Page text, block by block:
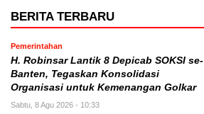
BERITA TERBARU
Pemerintahan
H. Robinsar Lantik 8 Depicab SOKSI se-
Banten, Tegaskan Konsolidasi
Organisasi untuk Kemenangan Golkar
Sabtu, 8 Agu 2026 - 10:33